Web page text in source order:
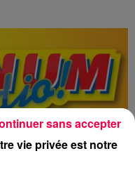
vie privée est notre
sans accepter